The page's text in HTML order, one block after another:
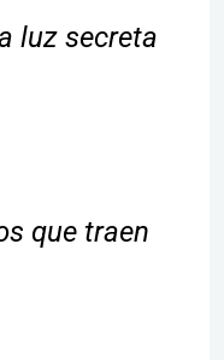
luz secreta
que traen